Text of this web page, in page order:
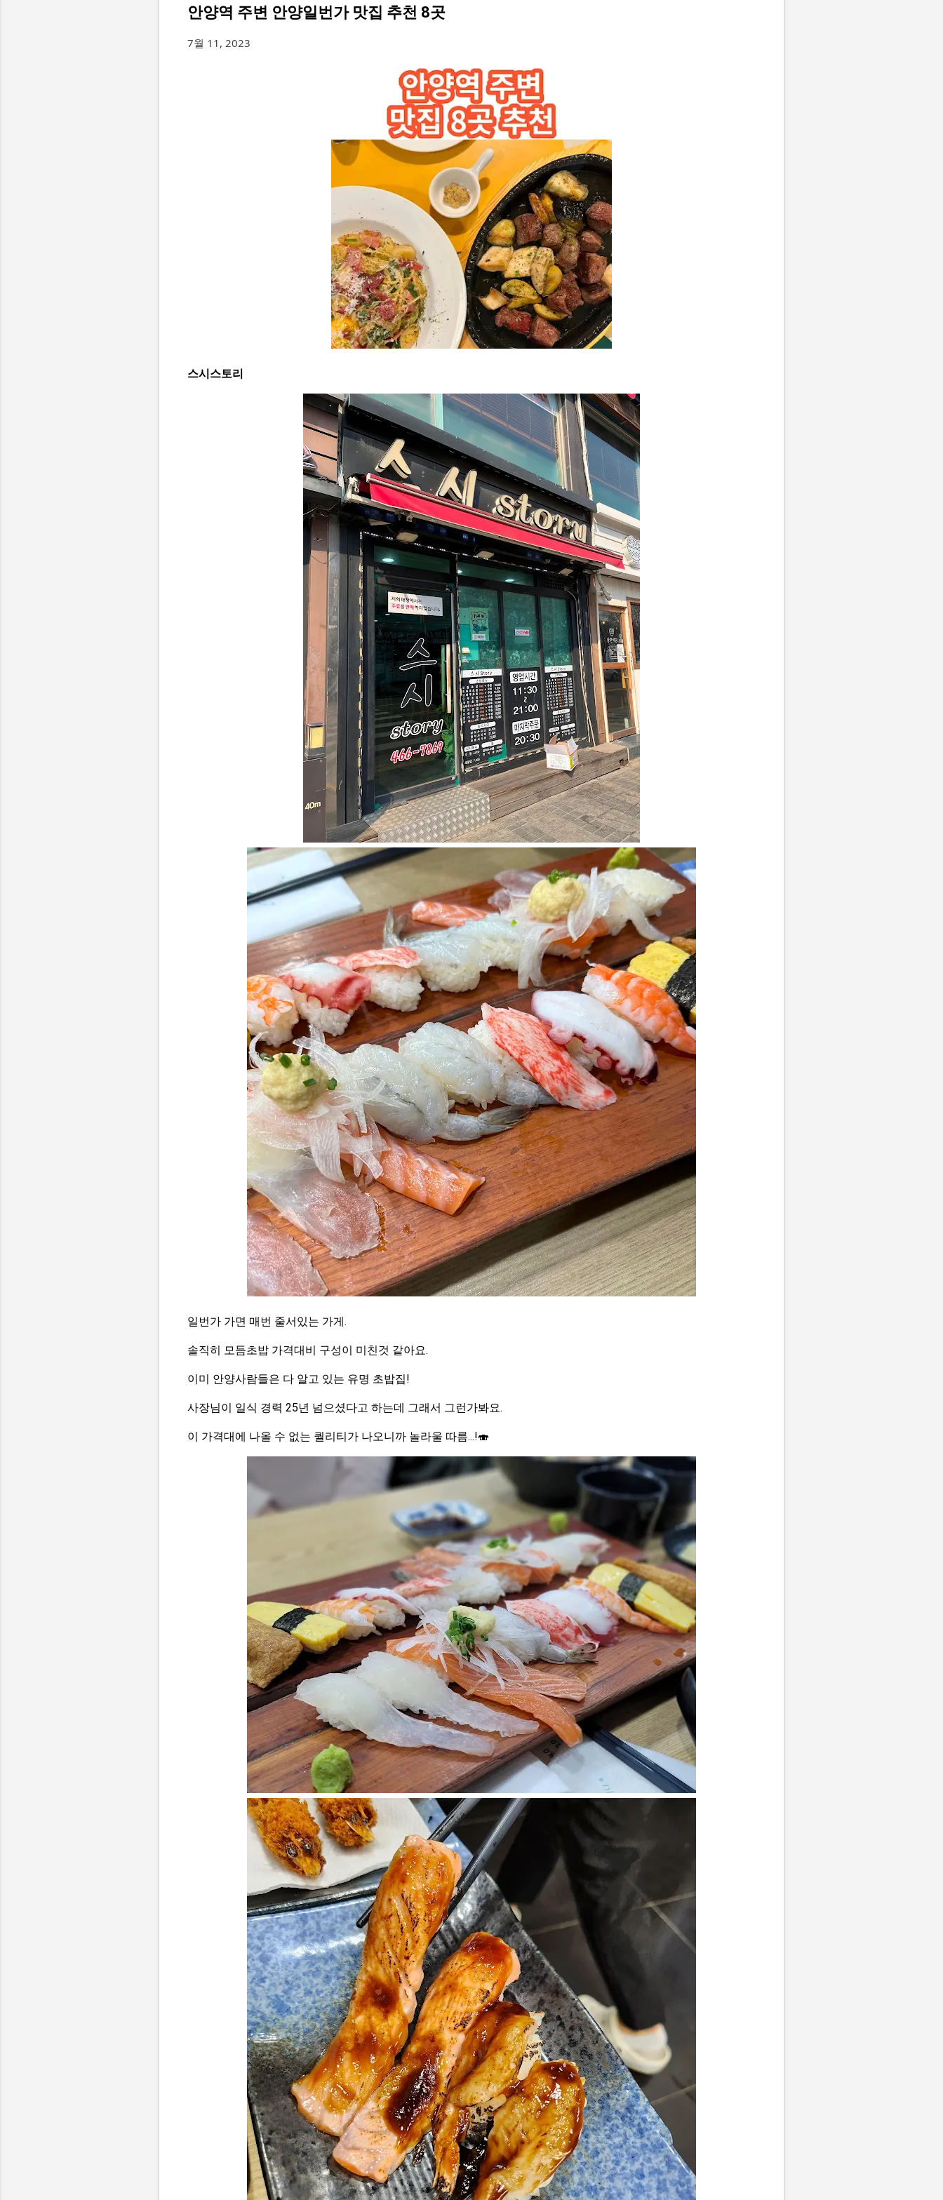
안양역 주변 안양일번가 맛집 추천 8곳
7월 11, 2023
스시스토리
일번가 가면 매번 줄서있는 가게.
솔직히 모듬초밥 가격대비 구성이 미친것 같아요.
이미 안양사람들은 다 알고 있는 유명 초밥집!
사장님이 일식 경력 25년 넘으셨다고 하는데 그래서 그런가봐요.
이 가격대에 나올 수 없는 퀄리티가 나오니까 놀라울 따름...!🍣